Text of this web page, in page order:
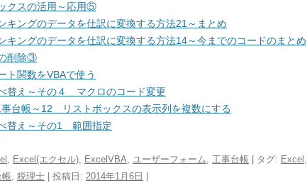
クスの活用～応用⑤
キングのデータを仕訳に変換する方法21～まとめ
キングのデータを仕訳に変換する方法14～今までのコードのまとめ
削除③
ト関数をVBAで使う
替え～その４ マクロのコード変更
事台帳～12 リストボックスの表示列を複数にする
替え～その1 範囲指定
, Excel(エクセル), ExcelVBA, ユーザーフォーム, 工事台帳 | タグ: Excel ,
, 税理士 | 投稿日: 2014年1月6日